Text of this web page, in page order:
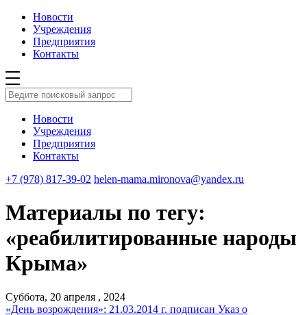
Новости
Учреждения
Предприятия
Контакты
Новости
Учреждения
Предприятия
Контакты
+7 (978) 817-39-02 helen-mama.mironova@yandex.ru
Материалы по тегу:
«реабилитированные народы
Крыма»
Суббота, 20 апреля , 2024
«День возрождения»: 21.03.2014 г. подписан Указ о